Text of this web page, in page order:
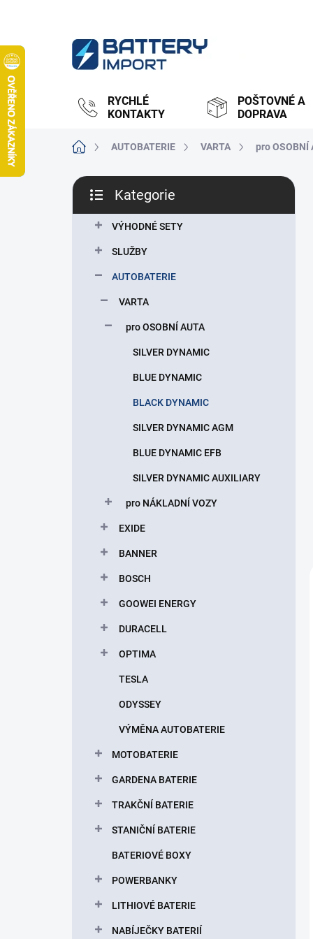
RYCHLÉ
KONTAKTY
POŠTOVNÉ A
DOPRAVA
Domů AUTOBATERIE VARTA pro OSOBNÍ
P
s
kategorie
Kategorie
VÝHODNÉ SETY
SLUŽBY
AUTOBATERIE
VARTA
pro OSOBNÍ AUTA
SILVER DYNAMIC
BLUE DYNAMIC
BLACK DYNAMIC
SILVER DYNAMIC AGM
BLUE DYNAMIC EFB
SILVER DYNAMIC AUXILIARY
pro NÁKLADNÍ VOZY
EXIDE
BANNER
BOSCH
GOOWEI ENERGY
DURACELL
OPTIMA
TESLA
ODYSSEY
VÝMĚNA AUTOBATERIE
MOTOBATERIE
GARDENA BATERIE
TRAKČNÍ BATERIE
STANIČNÍ BATERIE
BATERIOVÉ BOXY
POWERBANKY
LITHIOVÉ BATERIE
NABÍJEČKY BATERIÍ